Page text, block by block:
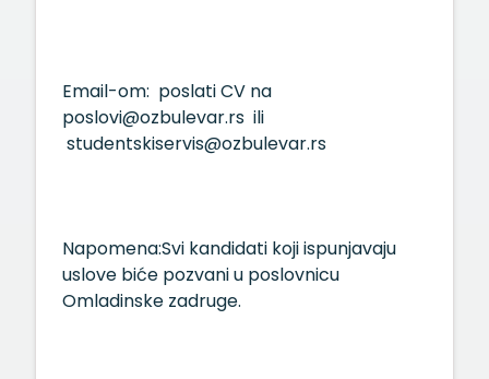
Email-om: poslati CV na
poslovi@ozbulevar.rs ili
studentskiservis@ozbulevar.rs
Napomena:Svi kandidati koji ispunjavaju
uslove biće pozvani u poslovnicu
Omladinske zadruge.